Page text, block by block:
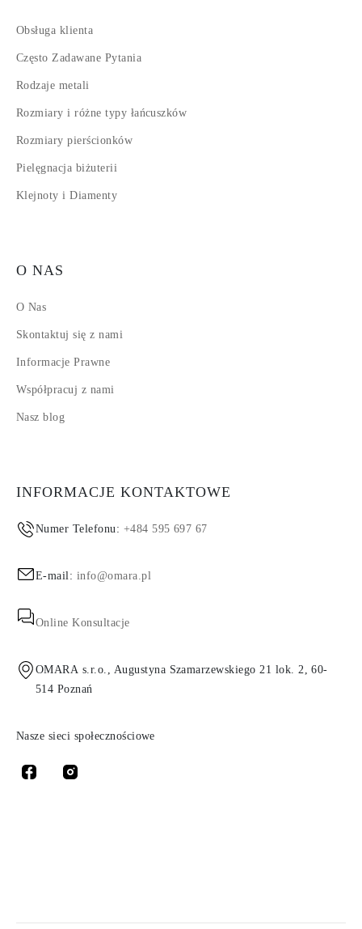
Obsługa klienta
Często Zadawane Pytania
Rodzaje metali
Rozmiary i różne typy łańcuszków
Rozmiary pierścionków
Pielęgnacja biżuterii
Klejnoty i Diamenty
O NAS
O Nas
Skontaktuj się z nami
Informacje Prawne
Współpracuj z nami
Nasz blog
INFORMACJE KONTAKTOWE
Numer Telefonu: +484 595 697 67
E-mail: info@omara.pl
Online Konsultacje
OMARA s.r.o., Augustyna Szamarzewskiego 21 lok. 2, 60-
514 Poznań
Nasze sieci społecznościowe